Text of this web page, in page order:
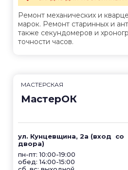
Ремонт механических и
марок. Ремонт старинных и
также секундомеров и
точности часов.
МАСТЕРСКАЯ
МастерОК
ул. Кунцевщина, 2а (вход со
двора)
пн-пт: 10:00-19:00
обед: 14:00-15:00